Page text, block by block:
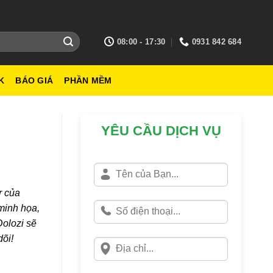
08:00 - 17:30 0931 842 684
BÁO GIÁ PHẦN MỀM
của
họa,
sẽ
YÊU CẦU DỊCH VỤ